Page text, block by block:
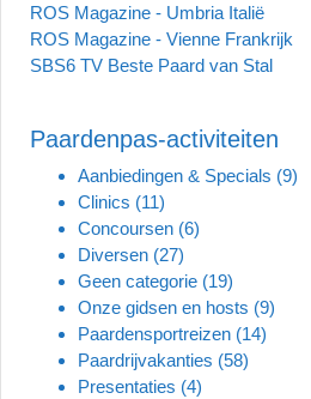
ROS Magazine - Umbria Italië
ROS Magazine - Vienne Frankrijk
SBS6 TV Beste Paard van Stal
Paardenpas-activiteiten
Aanbiedingen & Specials (9)
Clinics (11)
Concoursen (6)
Diversen (27)
Geen categorie (19)
Onze gidsen en hosts (9)
Paardensportreizen (14)
Paardrijvakanties (58)
Presentaties (4)